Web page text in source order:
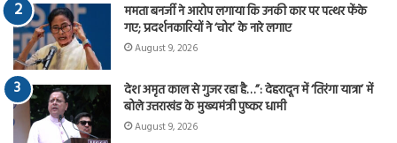
ममता बनर्जी ने आरोप लगाया कि उनकी कार पर पत्थर फेंके
गए; प्रदर्शनकारियों ने ‘चोर’ के नारे लगाए
August 9, 2026
देश अमृत काल से गुजर रहा है…”: देहरादून में ‘तिरंगा यात्रा’ में
बोले उत्तराखंड के मुख्यमंत्री पुष्कर धामी
August 9, 2026